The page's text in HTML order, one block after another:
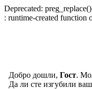
Deprecated:
: runtime-created function
Добро дошли, Гост.
Да ли сте изгубили ваш